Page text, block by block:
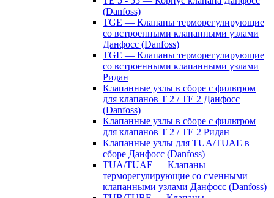
(Danfoss)
TGE — Клапаны терморегулирующие
со встроенными клапанными узлами
Данфосс (Danfoss)
TGE — Клапаны терморегулирующие
со встроенными клапанными узлами
Ридан
Клапанные узлы в сборе с фильтром
для клапанов T 2 / TE 2 Данфосс
(Danfoss)
Клапанные узлы в сборе с фильтром
для клапанов T 2 / TE 2 Ридан
Клапанные узлы для TUA/TUAE в
сборе Данфосс (Danfoss)
TUA/TUAE — Клапаны
терморегулирующие со сменными
клапанными узлами Данфосс (Danfoss)